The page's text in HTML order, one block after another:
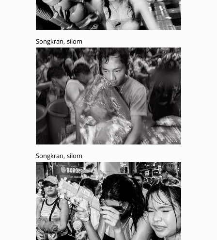
Songkran, silom
Songkran, silom